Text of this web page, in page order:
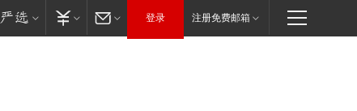
登录 注册免费邮箱